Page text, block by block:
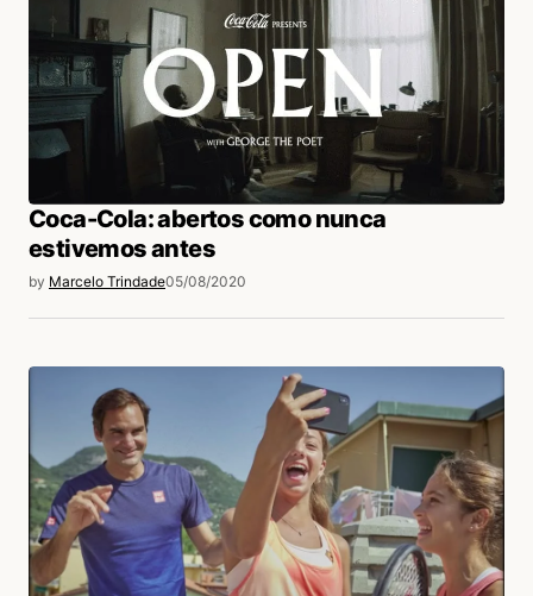
Coca-Cola: abertos como nunca
estivemos antes
by Marcelo Trindade05/08/2020